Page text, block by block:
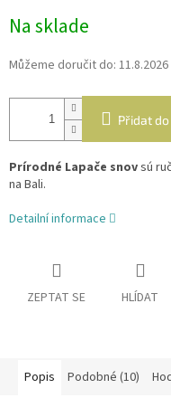
cena:
Na sklade
Můžeme doručit do: 11.8.2026
Přidat
Prírodné Lapače snovsú
na Bali.
Detailní informace
ZEPTAT SE HLÍDAT
Popis Podobné (10)